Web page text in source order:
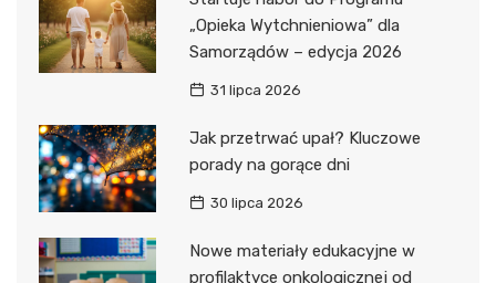
„Opieka Wytchnieniowa” dla
Samorządów – edycja 2026
31 lipca 2026
Jak przetrwać upał? Kluczowe
porady na gorące dni
30 lipca 2026
Nowe materiały edukacyjne w
profilaktyce onkologicznej od